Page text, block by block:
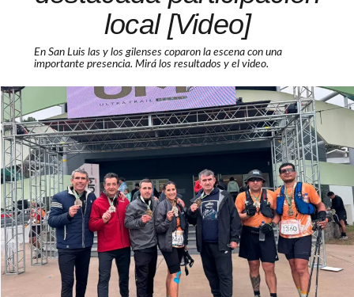
local [Video]
En San Luis las y los gilenses coparon la escena con una
importante presencia. Mirá los resultados y el video.